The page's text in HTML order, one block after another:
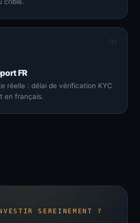
04
FR
réelle : délai de vérification KYC
en français.
SEREINEMENT ?